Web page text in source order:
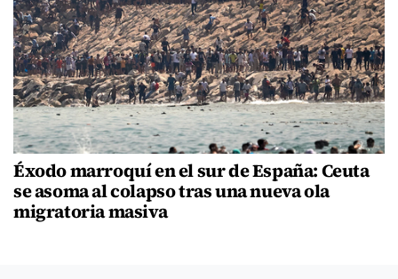
Éxodo marroquí en el sur de España: Ceuta
se asoma al colapso tras una nueva ola
migratoria masiva